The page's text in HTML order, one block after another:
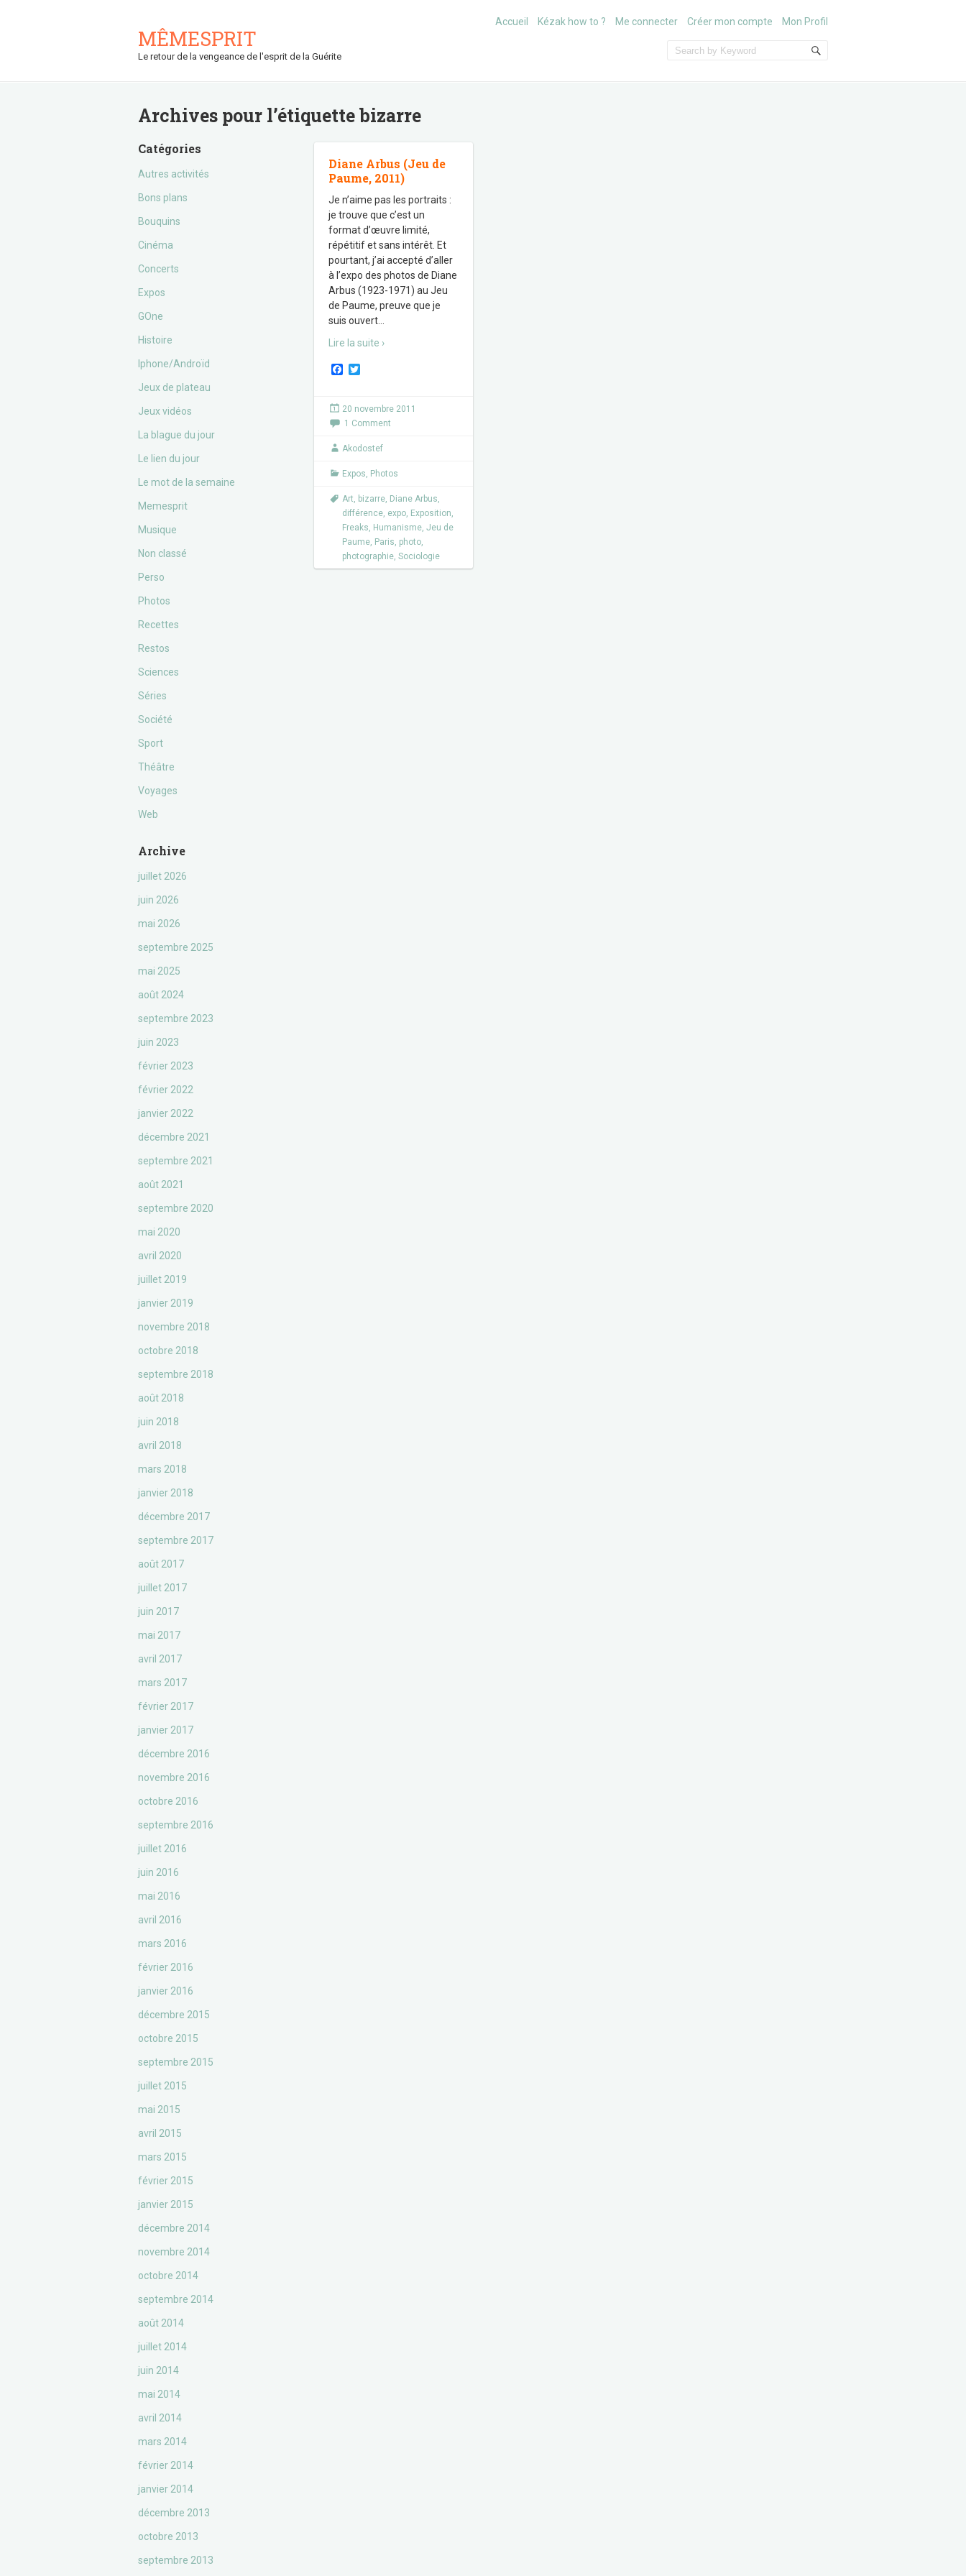
MÊMESPRIT
Le retour de la vengeance de l'esprit de la Guérite
Accueil Kézak how to ? Me connecter Créer mon compte Mon Profil
Archives pour l’étiquettebizarre
Catégories
Autres activités
Bons plans
Bouquins
Cinéma
Concerts
Expos
GOne
Histoire
Iphone/Androïd
Jeux de plateau
Jeux vidéos
La blague du jour
Le lien du jour
Le mot de la semaine
Memesprit
Musique
Non classé
Perso
Photos
Recettes
Restos
Sciences
Séries
Société
Sport
Théâtre
Voyages
Web
Archive
juillet 2026
juin 2026
mai 2026
septembre 2025
mai 2025
août 2024
septembre 2023
juin 2023
février 2023
février 2022
janvier 2022
décembre 2021
septembre 2021
août 2021
septembre 2020
mai 2020
avril 2020
juillet 2019
janvier 2019
novembre 2018
octobre 2018
septembre 2018
août 2018
juin 2018
avril 2018
mars 2018
janvier 2018
décembre 2017
septembre 2017
août 2017
juillet 2017
juin 2017
mai 2017
avril 2017
mars 2017
février 2017
janvier 2017
décembre 2016
novembre 2016
octobre 2016
septembre 2016
juillet 2016
juin 2016
mai 2016
avril 2016
mars 2016
février 2016
janvier 2016
décembre 2015
octobre 2015
septembre 2015
juillet 2015
mai 2015
avril 2015
mars 2015
février 2015
janvier 2015
décembre 2014
novembre 2014
octobre 2014
septembre 2014
août 2014
juillet 2014
juin 2014
mai 2014
avril 2014
mars 2014
février 2014
janvier 2014
décembre 2013
octobre 2013
septembre 2013
Diane Arbus (Jeu de
Paume, 2011)
Je n’aime pas les portraits :
je trouve que c’est un
format d’œuvre limité,
répétitif et sans intérêt. Et
pourtant, j’ai accepté d’aller
à l’expo des photos de Diane
Arbus (1923-1971) au Jeu
de Paume, preuve que je
suis ouvert
Lire la suite ›
F
e
b
o
k
t
e
20 novembre 2011
1 Comment
Akodostef
Expos, Photos
Art, bizarre, Diane Arbus,
différence, expo, Exposition,
Freaks, Humanisme, Jeu de
Paume, Paris, photo,
photographie, Sociologie